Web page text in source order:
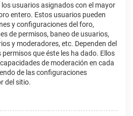
usuarios asignados con el mayor
entero. Estos usuarios pueden
y configuraciones del foro,
de permisos, baneo de usuarios,
y moderadores, etc. Dependen del
que éste les ha dado. Ellos
de moderación en cada
de las configuraciones
del sitio.